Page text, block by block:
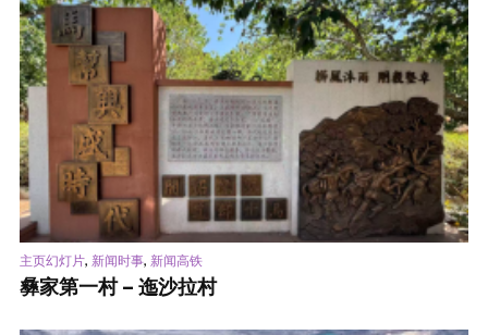
主页幻灯片, 新闻时事, 新闻高铁
彝家第一村 – 迤沙拉村